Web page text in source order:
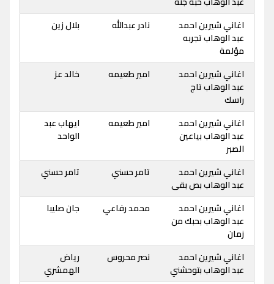
اغاني شيرين احمد
عبد الوهاب تجربه
مؤلمة
نادر عبدالله بلال زين
اغاني شيرين احمد
عبد الوهاب تاج
راسك
امير طعيمه خالد عز
اغاني شيرين احمد
عبد الوهاب بياعين
الصبر
امير طعيمه
ايهاب عبد
الواحد
اغاني شيرين احمد
عبد الوهاب بص بقى
تامر حسني تامر حسني
اغاني شيرين احمد
عبد الوهاب بحبك من
زمان
محمد رفاعي جان صليبا
اغاني شيرين احمد
عبد الوهاب بتوحشني
نصر محروس
رياض
الهمشري